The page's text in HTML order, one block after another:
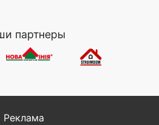
партнеры
Реклама